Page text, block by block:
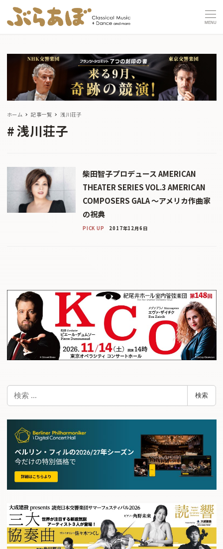
MENU
ホーム 記事一覧 浅川荘子
浅川荘子
柴田智子プロデュース AMERICAN
THEATER SERIES VOL.3 AMERICAN
COMPOSERS GALA 〜アメリカ作曲家
の祝典
PICK UP 2017年12月6日
検
検索